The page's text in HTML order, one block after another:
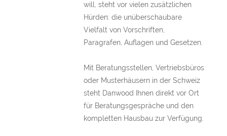
will, steht vor vielen zusätzlichen
Hürden: die unüberschaubare
Vielfalt von Vorschriften,
Paragrafen, Auflagen und Gesetzen.
Mit Beratungsstellen, Vertriebsbüros
oder Musterhäusern in der Schweiz
steht Danwood Ihnen direkt vor Ort
für Beratungsgespräche und den
kompletten Hausbau zur Verfügung.